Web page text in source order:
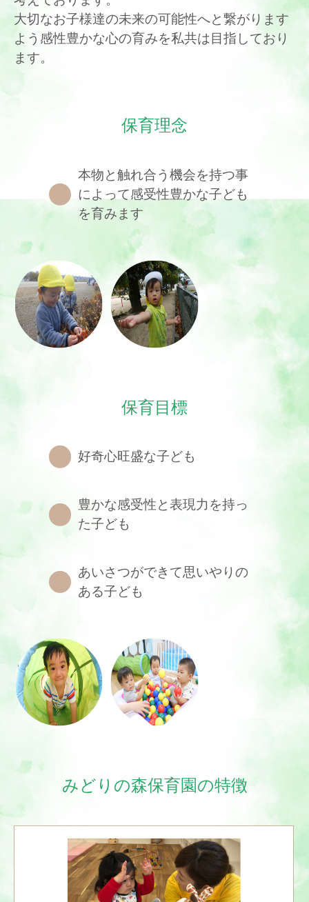
大切なお子様達の未来の可能性へと繋がります
よう感性豊かな心の育みを私共は目指しており
ます。
保育理念
本物と触れ合う機会を持つ事
によって感受性豊かな子ども
を育みます
保育目標
好奇心旺盛な子ども
豊かな感受性と表現力を持っ
た子ども
あいさつができて思いやりの
ある子ども
みどりの森保育園の特徴